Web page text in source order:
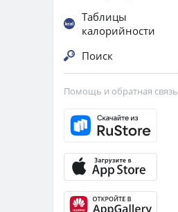
Таблицы
калорийности
Поиск
Помощь и обратная связь